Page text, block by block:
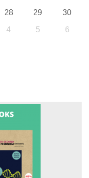
28 29 30
4 5 6